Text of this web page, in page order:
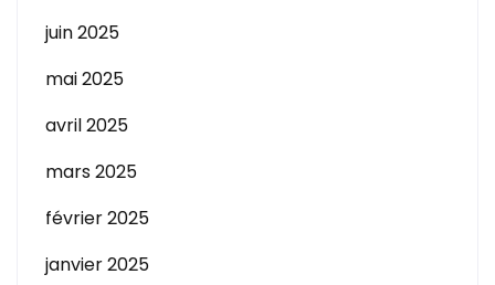
juin 2025
mai 2025
avril 2025
mars 2025
février 2025
janvier 2025